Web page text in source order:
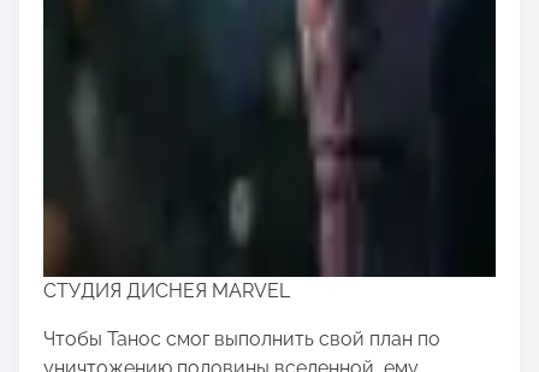
СТУДИЯ ДИСНЕЯ MARVEL
Чтобы Танос смог выполнить свой план по